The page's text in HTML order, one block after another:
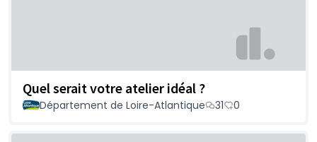
Quel serait votre atelier idéal ?
Département de Loire-Atlantique 31 0